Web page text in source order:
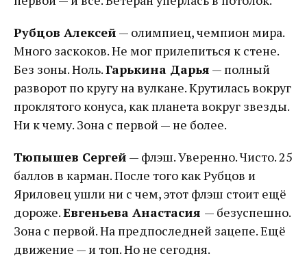
Рубцов Алексей — олимпиец, чемпион мира.
Много заскоков. Не мог прилепиться к стене.
Без зоны. Ноль.Гарькина Дарья — полный
разворот по кругу на вулкане. Крутилась вокруг
проклятого конуса, как планета вокруг звезды.
Ни к чему. Зона с первой — не более.
Тюпышев Сергей — флэш. Уверенно. Чисто. 25
баллов в карман. После того как Рубцов и
Яриловец ушли ни с чем, этот флэш стоит ещё
дороже.Евгеньева Анастасия — безуспешно.
Зона с первой. На предпоследней зацепе. Ещё
движение — и топ. Но не сегодня.